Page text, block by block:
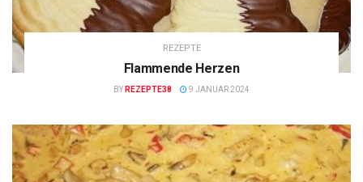
REZEPTE
Flammende Herzen
BY REZEPTE38 9 JANUAR 2024